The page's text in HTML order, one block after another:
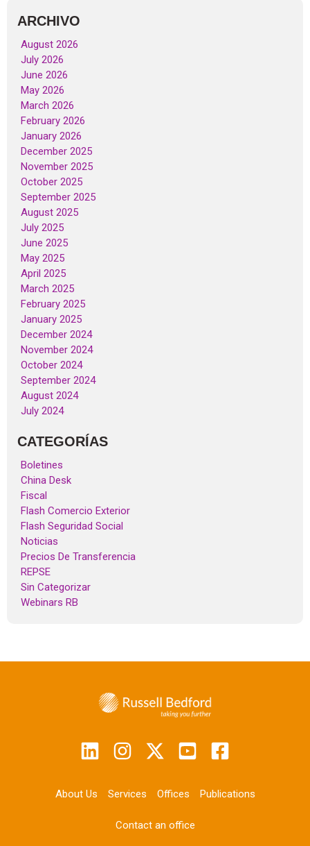
ARCHIVO
August 2026
July 2026
June 2026
May 2026
March 2026
February 2026
January 2026
December 2025
November 2025
October 2025
September 2025
August 2025
July 2025
June 2025
May 2025
April 2025
March 2025
February 2025
January 2025
December 2024
November 2024
October 2024
September 2024
August 2024
July 2024
CATEGORÍAS
Boletines
China Desk
Fiscal
Flash Comercio Exterior
Flash Seguridad Social
Noticias
Precios De Transferencia
REPSE
Sin Categorizar
Webinars RB
About Us Services Offices Publications
Contact an office